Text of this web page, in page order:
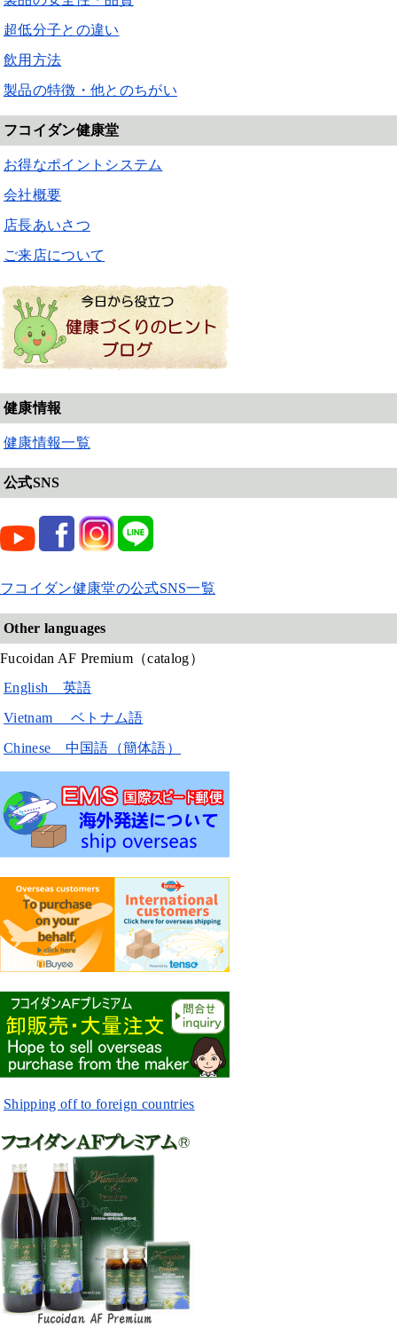
超低分子との違い
飲用方法
製品の特徴・他とのちがい
フコイダン健康堂
お得なポイントシステム
会社概要
店長あいさつ
ご来店について
健康情報
健康情報一覧
公式SNS
フコイダン健康堂の公式SNS一覧
Other languages
Fucoidan AF Premium（catalog）
English 英語
Vietnam ベトナム語
Chinese 中国語（簡体語）
Shipping off to foreign countries